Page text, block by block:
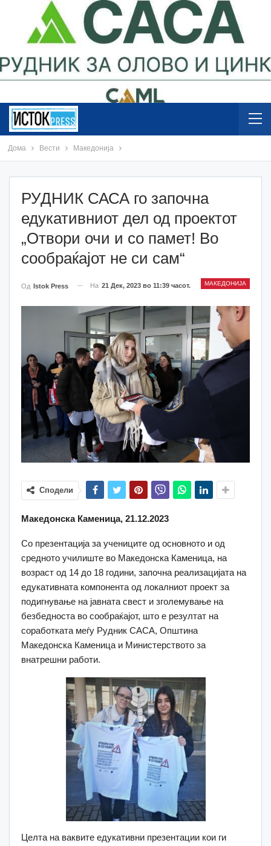
Дома Вести Македонија
РУДНИК САСА го започна
едукативниот дел од проектот
„Отвори очи и со памет! Во
сообраќајот не си сам“
МАКЕДОНИЈА
Од Istok Press На 21 Дек, 2023 во 11:39 часот.
Сподели
Македонска Каменица, 21.12.2023
Со презентација за учениците од основното и од
средното училиште во Македонска Каменица, на
возраст од 14 до 18 години, започна реализацијата на
едукативната компонента од локалниот проект за
подигнување на јавната свест и зголемување на
безбедноста во сообраќајот, што е резултат на
соработката меѓу Рудник САСА, Општина
Македонска Каменица и Министерството за
внатрешни работи.
Целта на ваквите едукативни презентации кои ги